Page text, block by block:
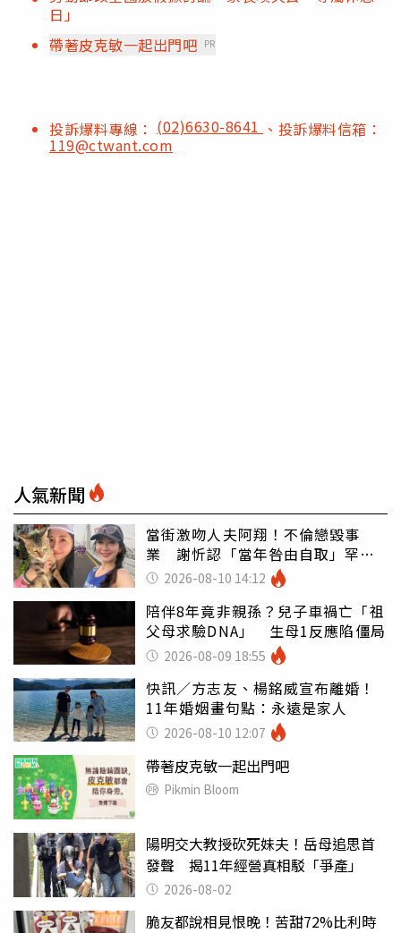
日」
帶著皮克敏一起出門吧 PR
投訴爆料專線： (02)6630-8641 、投訴爆料信箱：
119@ctwant.com
人氣新聞
當街激吻人夫阿翔！不倫戀毀事
業 謝忻認「當年咎由自取」罕吐
心聲2026-08-10 14:12
陪伴8年竟非親孫？兒子車禍亡「祖
父母求驗DNA」 生母1反應陷僵局
2026-08-09 18:55
快訊／方志友、楊銘威宣布離婚！
11年婚姻畫句點：永遠是家人
2026-08-10 12:07
帶著皮克敏一起出門吧
Pikmin Bloom
陽明交大教授砍死妹夫！岳母追思首
發聲 揭11年經營真相駁「爭產」
2026-08-02
脆友都說相見恨晚！苦甜72%比利時